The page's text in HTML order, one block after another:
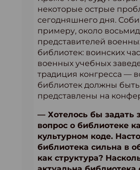
некоторые острые
сегодняшнего дня.
примеру, около
представителей
библиотек: воинских
военных учебных
традиция конгресса —
библиотек должны быть
представлены на
— Хотелось бы задать
вопрос о библиотеке
культурном коде.
библиотека сильна в
как структура?